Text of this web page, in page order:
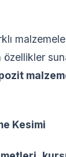
Kesimi